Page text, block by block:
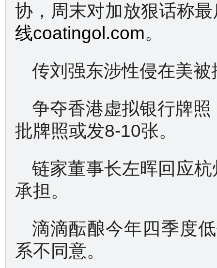
协，周末对加放狠话称
线coatingol.com。
传刘强东涉性侵在美
争夺香港虚拟银行牌
批牌照或发8-10张。
链家董事长左晖回应
承担。
滴滴酝酿今年四季度
系不同意。